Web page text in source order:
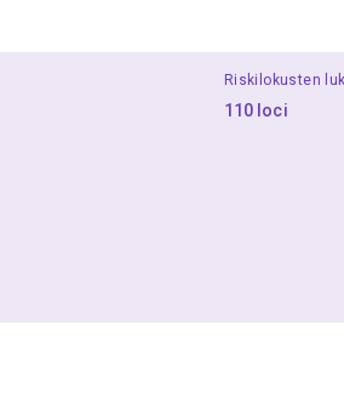
Riskilokusten
110 loci